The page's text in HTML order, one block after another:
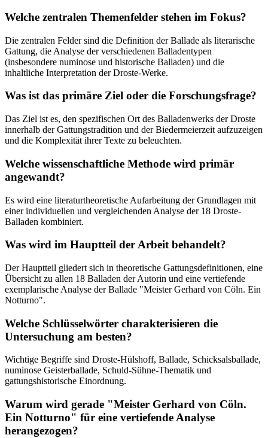
Welche zentralen Themenfelder stehen im Fokus?
Die zentralen Felder sind die Definition der Ballade als literarische
Gattung, die Analyse der verschiedenen Balladentypen
(insbesondere numinose und historische Balladen) und die
inhaltliche Interpretation der Droste-Werke.
Was ist das primäre Ziel oder die Forschungsfrage?
Das Ziel ist es, den spezifischen Ort des Balladenwerks der Droste
innerhalb der Gattungstradition und der Biedermeierzeit aufzuzeigen
und die Komplexität ihrer Texte zu beleuchten.
Welche wissenschaftliche Methode wird primär
angewandt?
Es wird eine literaturtheoretische Aufarbeitung der Grundlagen mit
einer individuellen und vergleichenden Analyse der 18 Droste-
Balladen kombiniert.
Was wird im Hauptteil der Arbeit behandelt?
Der Hauptteil gliedert sich in theoretische Gattungsdefinitionen, eine
Übersicht zu allen 18 Balladen der Autorin und eine vertiefende
exemplarische Analyse der Ballade "Meister Gerhard von Cöln. Ein
Notturno".
Welche Schlüsselwörter charakterisieren die
Untersuchung am besten?
Wichtige Begriffe sind Droste-Hülshoff, Ballade, Schicksalsballade,
numinose Geisterballade, Schuld-Sühne-Thematik und
gattungshistorische Einordnung.
Warum wird gerade "Meister Gerhard von Cöln.
Ein Notturno" für eine vertiefende Analyse
herangezogen?